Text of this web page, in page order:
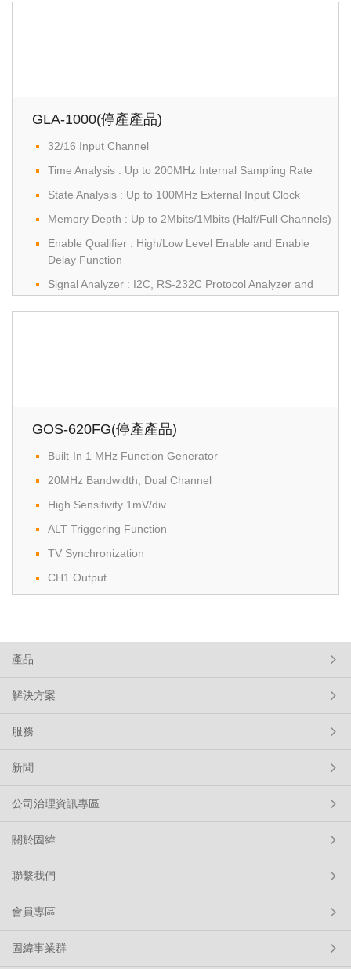
GLA-1000(停產產品)
32/16 Input Channel
Time Analysis : Up to 200MHz Internal Sampling Rate
State Analysis : Up to 100MHz External Input Clock
Memory Depth : Up to 2Mbits/1Mbits (Half/Full Channels)
Enable Qualifier : High/Low Level Enable and Enable
Delay Function
Signal Analyzer : I2C, RS-232C Protocol Analyzer and
GOS-620FG(停產產品)
Built-In 1 MHz Function Generator
20MHz Bandwidth, Dual Channel
High Sensitivity 1mV/div
ALT Triggering Function
TV Synchronization
CH1 Output
產品
解決方案
服務
新聞
公司治理資訊專區
關於固緯
聯繫我們
會員專區
固緯事業群